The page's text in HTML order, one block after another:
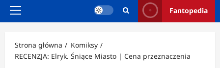
Menu
Fantopedia
Strona główna
Komiksy
RECENZJA: Elryk. Śniące Miasto | Cena przeznaczenia